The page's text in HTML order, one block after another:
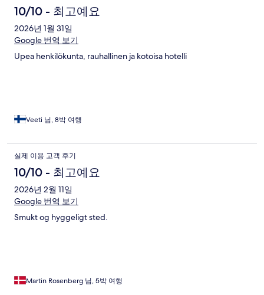
10/10 - 최고예요
2026년 1월 31일
Google 번역 보기
Upea henkilökunta, rauhallinen ja kotoisa hotelli
Veeti 님, 8박 여행
실제 이용 고객 후기
10/10 - 최고예요
2026년 2월 11일
Google 번역 보기
Smukt og hyggeligt sted.
Martin Rosenberg 님, 5박 여행